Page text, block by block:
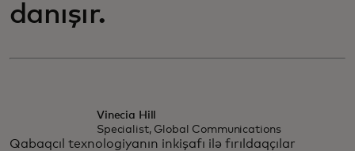
danışır.
Vinecia Hill
Specialist, Global Communications
Qabaqcıl texnologiyanın inkişafı ilə fırıldaqçılar